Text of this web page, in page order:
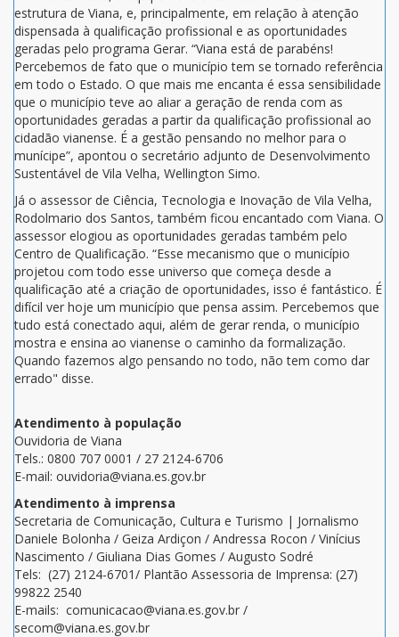
estrutura de Viana, e, principalmente, em relação à atenção
dispensada à qualificação profissional e as oportunidades
geradas pelo programa Gerar. “Viana está de parabéns!
Percebemos de fato que o município tem se tornado referência
em todo o Estado. O que mais me encanta é essa sensibilidade
que o município teve ao aliar a geração de renda com as
oportunidades geradas a partir da qualificação profissional ao
cidadão vianense. É a gestão pensando no melhor para o
munícipe”, apontou o secretário adjunto de Desenvolvimento
Sustentável de Vila Velha, Wellington Simo.
Já o assessor de Ciência, Tecnologia e Inovação de Vila Velha,
Rodolmario dos Santos, também ficou encantado com Viana. O
assessor elogiou as oportunidades geradas também pelo
Centro de Qualificação. “Esse mecanismo que o município
projetou com todo esse universo que começa desde a
qualificação até a criação de oportunidades, isso é fantástico. É
difícil ver hoje um município que pensa assim. Percebemos que
tudo está conectado aqui, além de gerar renda, o município
mostra e ensina ao vianense o caminho da formalização.
Quando fazemos algo pensando no todo, não tem como dar
errado" disse.
Atendimento à população
Ouvidoria de Viana
Tels.: 0800 707 0001 / 27 2124-6706
E-mail: ouvidoria@viana.es.gov.br
Atendimento à imprensa
Secretaria de Comunicação, Cultura e Turismo | Jornalismo
Daniele Bolonha / Geiza Ardiçon / Andressa Rocon / Vinícius
Nascimento / Giuliana Dias Gomes / Augusto Sodré
Tels: (27) 2124-6701/ Plantão Assessoria de Imprensa: (27)
99822 2540
E-mails: comunicacao@viana.es.gov.br /
secom@viana.es.gov.br